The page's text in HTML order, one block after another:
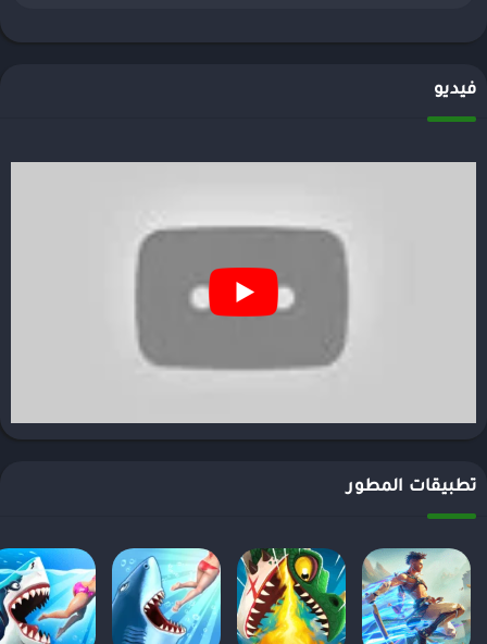
فيديو
تطبيقات المطور